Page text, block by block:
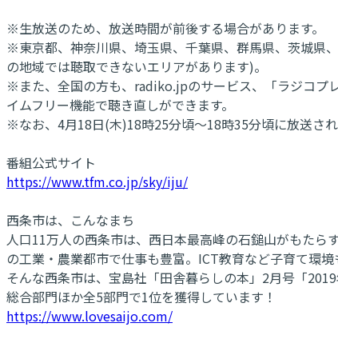
※生放送のため、放送時間が前後する場合があります。
※東京都、神奈川県、埼玉県、千葉県、群馬県、茨城県
の地域では聴取できないエリアがあります)。
※また、全国の方も、radiko.jpのサービス、「ラジコプ
イムフリー機能で聴き直しができます。
※なお、4月18日(木)18時25分頃～18時35分頃に放送さ
番組公式サイト
https://www.tfm.co.jp/sky/iju/
西条市は、こんなまち
人口11万人の西条市は、西日本最高峰の石鎚山がもた
の工業・農業都市で仕事も豊富。ICT教育など子育て環
そんな西条市は、宝島社「田舎暮らしの本」2月号「
総合部門ほか全5部門で1位を獲得しています！
https://www.lovesaijo.com/